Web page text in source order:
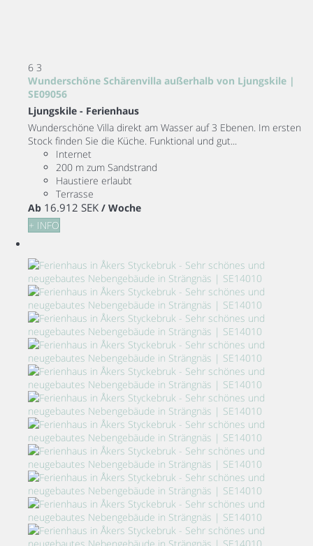
6 3
Wunderschöne Schärenvilla außerhalb von Ljungskile |
SE09056
Ljungskile - Ferienhaus
Wunderschöne Villa direkt am Wasser auf 3 Ebenen. Im ersten
Stock finden Sie die Küche. Funktional und gut...
Internet
200 m zum Sandstrand
Haustiere erlaubt
Terrasse
Ab 16.912 SEK / Woche
+ INFO